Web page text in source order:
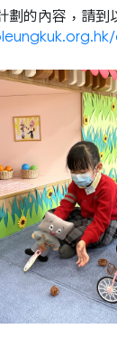
劃的內容，請到